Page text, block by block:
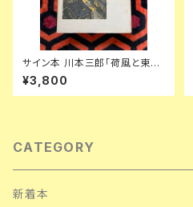
サイン本 川本三郎「荷風と東京
『断腸亭日乗』私註」初版 都市出
版 東京人
¥3,800
CATEGORY
新着本